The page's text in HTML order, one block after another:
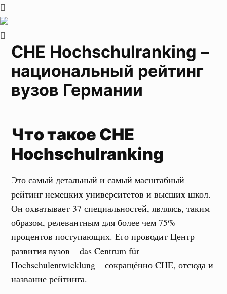
CHE Hochschulranking –
национальный рейтинг
вузов Германии
Что такое CHE
Hochschulranking
Это самый детальный и самый масштабный
рейтинг немецких университетов и высших школ.
Он охватывает 37 специальностей, являясь, таким
образом, релевантным для более чем 75%
процентов поступающих. Его проводит Центр
развития вузов – das Centrum für
Hochschulentwicklung – сокращённо CHE, отсюда и
название рейтинга.